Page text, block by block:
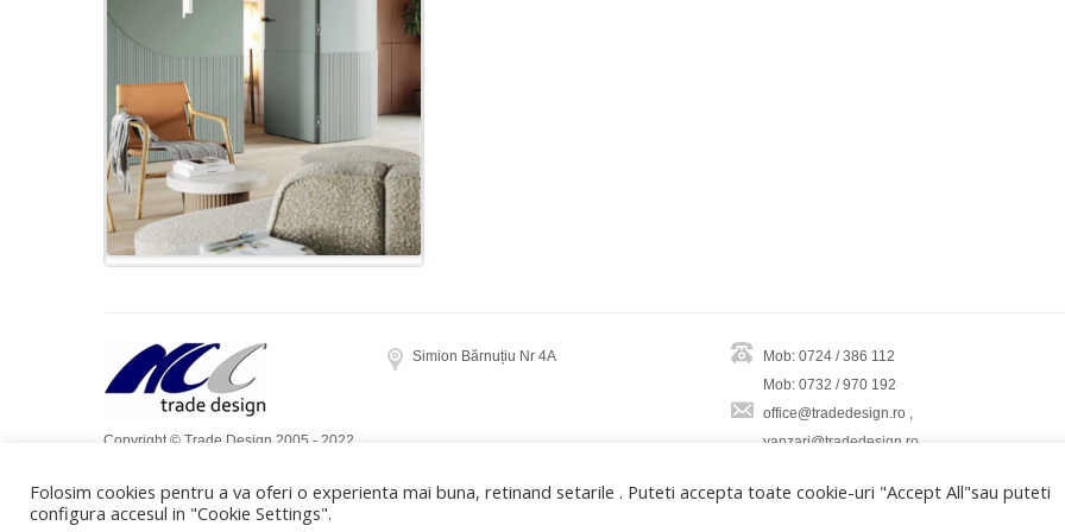
Copyright © Trade Design 2005 - 2022.
Dow Media
Simion Bărnuțiu Nr 4A
Mob: 0724 / 386 112
Mob: 0732 / 970 192
office@tradedesign.ro ,
vanzari@tradedesign.ro
Folosim cookies pentru a va oferi o experienta mai buna, retinand setarile . Puteti accepta toate cookie-uri "Accept All"sau puteti
configura accesul in "Cookie Settings".